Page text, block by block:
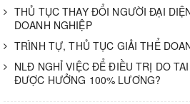
THỦ TỤC THAY ĐỔI NGƯỜI ĐẠI
DOANH NGHIỆP
TRÌNH TỰ, THỦ TỤC GIẢI THỂ
NLĐ NGHỈ VIỆC ĐỂ ĐIỀU TRỊ DO
ĐƯỢC HƯỞNG 100% LƯƠNG?